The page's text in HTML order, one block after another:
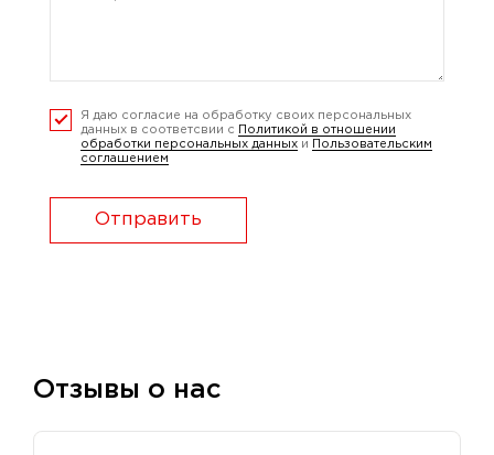
Я даю согласие на обработку своих персональных
данных в соответсвии с
Политикой в отношении
обработки персональных данных и
Пользовательским
соглашением
Отправить
Отзывы о нас